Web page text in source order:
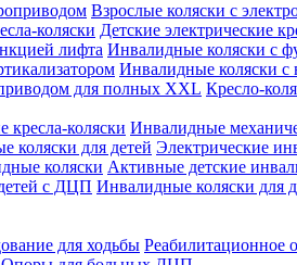
Взрослые коляски с
Детские электрические
Инвалидные коляски с
Инвалидные коляски с
Кресло-
Инвалидные
Электрические
Активные детские
Инвалидные коляски для
Реабилитационное